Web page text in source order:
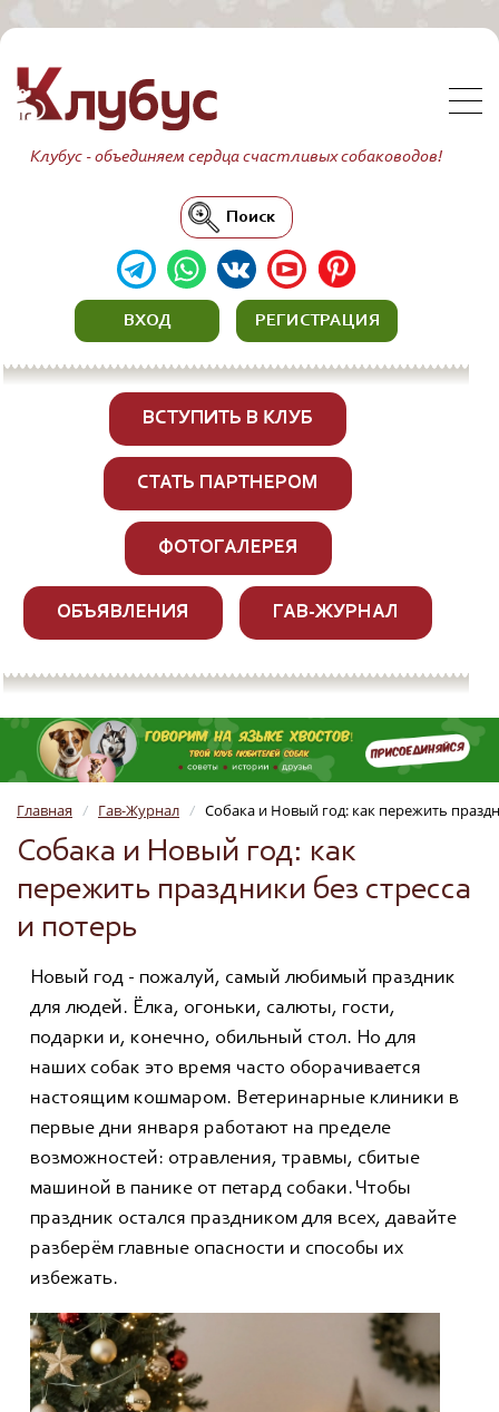
Клубус - объединяем сердца счастливых собаководов!
Поиск
ВХОД РЕГИСТРАЦИЯ
ВСТУПИТЬ В КЛУБ
СТАТЬ ПАРТНЕРОМ
ФОТОГАЛЕРЕЯ
ОБЪЯВЛЕНИЯ ГАВ-ЖУРНАЛ
Главная / Гав-Журнал / Собака и Новый год: как пережить
Собака и Новый год: как
пережить праздники без стресса
и потерь
Новый год - пожалуй, самый любимый праздник
для людей. Ёлка, огоньки, салюты, гости,
подарки и, конечно, обильный стол. Но для
наших собак это время часто оборачивается
настоящим кошмаром. Ветеринарные клиники в
первые дни января работают на пределе
возможностей: отравления, травмы, сбитые
машиной в панике от петард собаки. Чтобы
праздник остался праздником для всех, давайте
разберём главные опасности и способы их
избежать.